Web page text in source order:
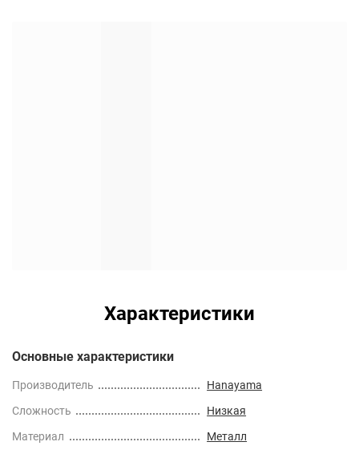
Характеристики
Основные характеристики
Производитель
Hanayama
Сложность
Низкая
Материал
Металл